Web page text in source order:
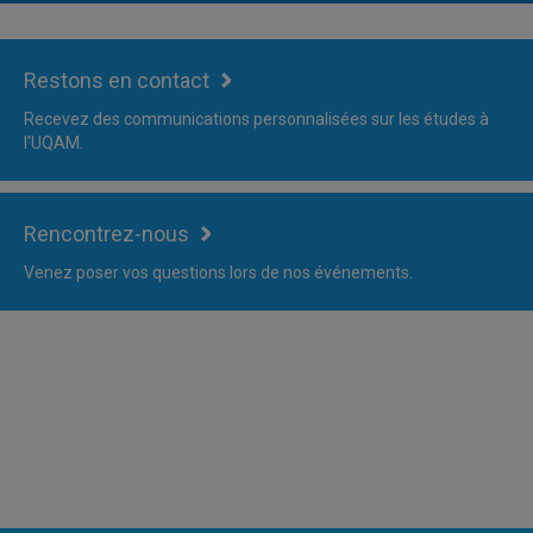
Restons en contact
Recevez des communications personnalisées sur les études à
l'UQAM.
Rencontrez-nous
Venez poser vos questions lors de nos événements.